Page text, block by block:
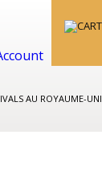
AU ROYAUME-UNI